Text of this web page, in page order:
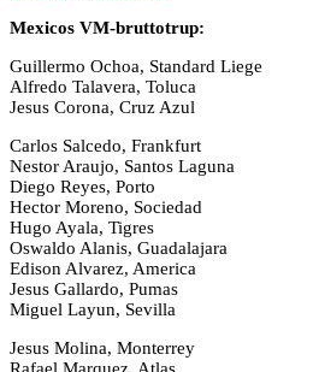
Mexicos VM-bruttotrup:
Guillermo Ochoa, Standard Liege
Alfredo Talavera, Toluca
Jesus Corona, Cruz Azul
Carlos Salcedo, Frankfurt
Nestor Araujo, Santos Laguna
Diego Reyes, Porto
Hector Moreno, Sociedad
Hugo Ayala, Tigres
Oswaldo Alanis, Guadalajara
Edison Alvarez, America
Jesus Gallardo, Pumas
Miguel Layun, Sevilla
Jesus Molina, Monterrey